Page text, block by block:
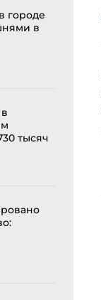
городе
в
тысяч